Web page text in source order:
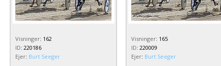
Visninger: 162
ID: 220186
Ejer: Burt Seeger
Visninger: 165
ID: 220009
Ejer: Burt Seeger